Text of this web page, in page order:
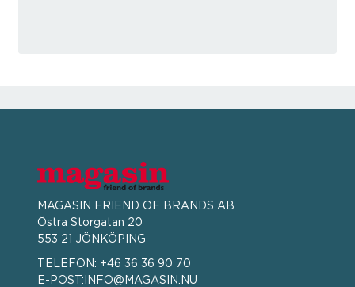
MAGASIN FRIEND OF BRANDS AB
Östra Storgatan 20
553 21 JÖNKÖPING
TELEFON: +46 36 36 90 70
E-POST: INFO@MAGASIN.NU